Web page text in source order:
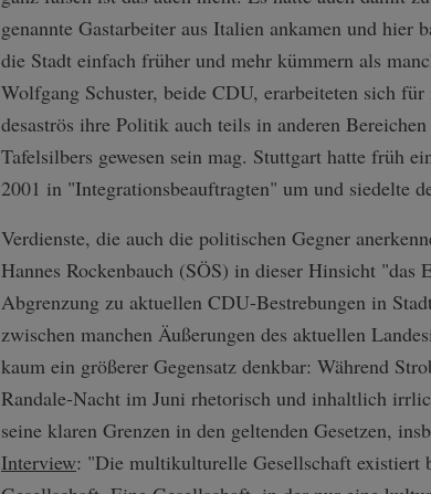
genannte Gastarbeiter aus Italien ankamen und
die Stadt einfach früher und mehr kümmern als
Wolfgang Schuster, beide CDU, erarbeiteten sich
desaströs ihre Politik auch teils in anderen
Tafelsilbers gewesen sein mag. Stuttgart hatte früh
2001 in "Integrationsbeauftragten" um und siedelte
Verdienste, die auch die politischen Gegner
Hannes Rockenbauch (SÖS) in dieser Hinsicht
Abgrenzung zu aktuellen CDU-Bestrebungen in
zwischen manchen Äußerungen des aktuellen
kaum ein größerer Gegensatz denkbar: Während
Randale-Nacht im Juni rhetorisch und inhaltlich
seine klaren Grenzen in den geltenden Gesetzen,
Interview: "Die multikulturelle Gesellschaft existiert